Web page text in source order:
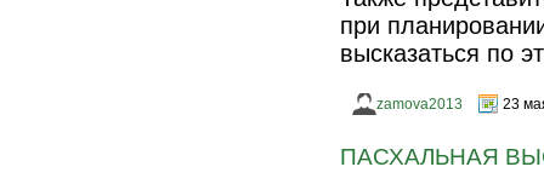
при
высказаться по
zamova2013 23
ПАСХАЛЬНАЯ